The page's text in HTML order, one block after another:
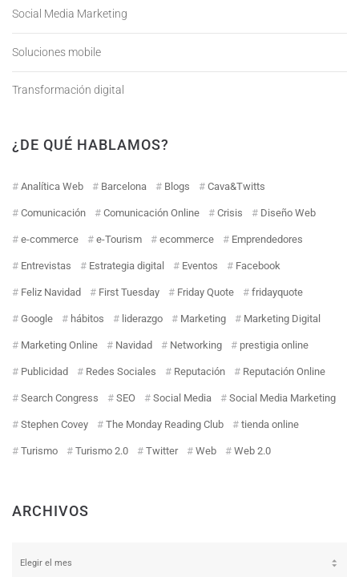
Social Media Marketing
Soluciones mobile
Transformación digital
¿DE QUÉ HABLAMOS?
Analítica Web Barcelona Blogs Cava&Twitts
Comunicación Comunicación Online Crisis Diseño Web
e-commerce e-Tourism ecommerce Emprendedores
Entrevistas Estrategia digital Eventos Facebook
Feliz Navidad First Tuesday Friday Quote fridayquote
Google hábitos liderazgo Marketing Marketing Digital
Marketing Online Navidad Networking prestigia online
Publicidad Redes Sociales Reputación Reputación Online
Search Congress SEO Social Media Social Media Marketing
Stephen Covey The Monday Reading Club tienda online
Turismo Turismo 2.0 Twitter Web Web 2.0
ARCHIVOS